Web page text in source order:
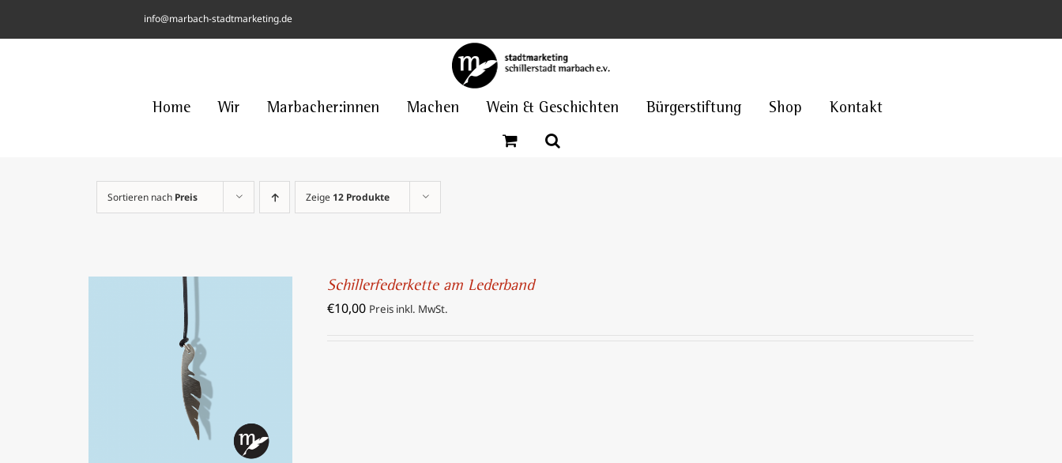
info@marbach-stadtmarketing.de
Home Wir Marbacher:innen Machen Wein & Geschichten Bürgerstiftung Shop Kontakt
Sortieren nach Preis Zeige 12 Produkte
IN DEN WARENKORB
DETAILS
Schillerfederkette am Lederband
€10,00 Preis inkl. MwSt.